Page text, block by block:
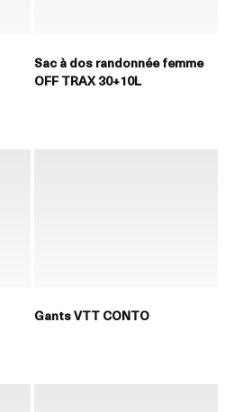
Sac à dos randonnée femme
OFF TRAX 30+10L
Gants VTT CONTO